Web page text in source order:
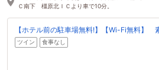
Ｃ南下 橿原北ＩＣより車で10分。
【ホテル前の駐車場無料!】【Wi-Fi無料】
ツイン 食事なし